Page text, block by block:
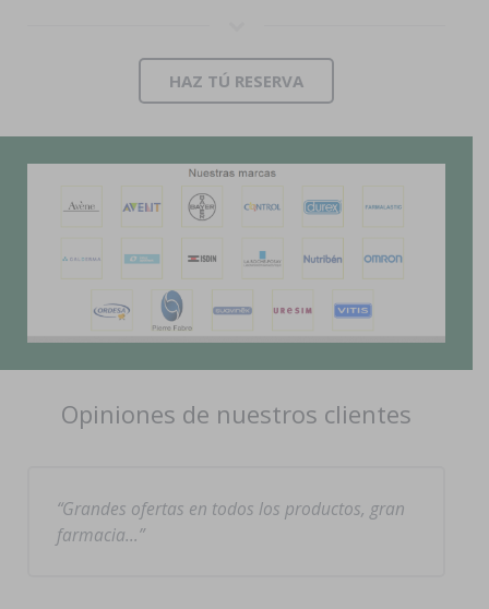
HAZ TÚ RESERVA
Opiniones de nuestros clientes
Grandes ofertas en todos los productos, gran
farmacia…